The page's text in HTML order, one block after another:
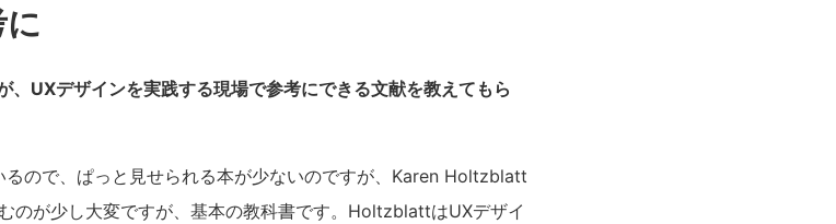
UXデザインを実践する現場で参考にできる文献を教えてもら
ので、ぱっと見せられる本が少ないのですが、Karen Holtzblatt
のが少し大変ですが、基本の教科書です。HoltzblattはUXデザイ